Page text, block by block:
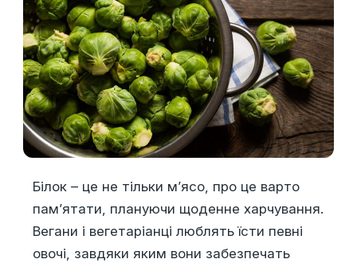
Білок – це не тільки м’ясо, про це варто
пам’ятати, плануючи щоденне харчування.
Вегани і вегетаріанці люблять їсти певні
овочі, завдяки яким вони забезпечать